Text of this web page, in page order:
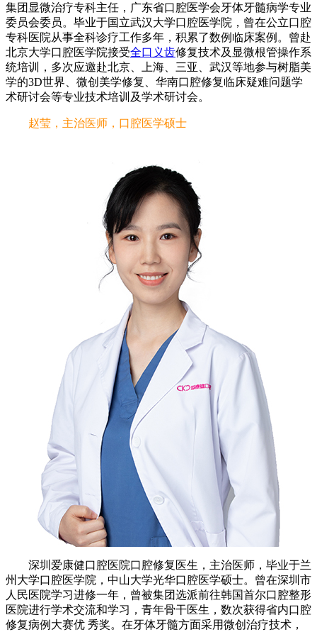
集团显微治疗专科主任，广东省口腔医学会牙体牙髓病学专业
委员会委员。毕业于国立武汉大学口腔医学院，曾在公立口腔
专科医院从事全科诊疗工作多年，积累了数例临床案例。曾赴
北京大学口腔医学院接受全口义齿修复技术及显微根管操作系
统培训，多次应邀赴北京、上海、三亚、武汉等地参与树脂美
学的3D世界、微创美学修复、华南口腔修复临床疑难问题学
术研讨会等专业技术培训及学术研讨会。
赵莹，主治医师，口腔医学硕士
深圳爱康健口腔医院口腔修复医生，主治医师，毕业于兰
州大学口腔医学院，中山大学光华口腔医学硕士。曾在深圳市
人民医院学习进修一年，曾被集团选派前往韩国首尔口腔整形
医院进行学术交流和学习，青年骨干医生，数次获得省内口腔
修复病例大赛优 秀奖。在牙体牙髓方面采用微创治疗技术，